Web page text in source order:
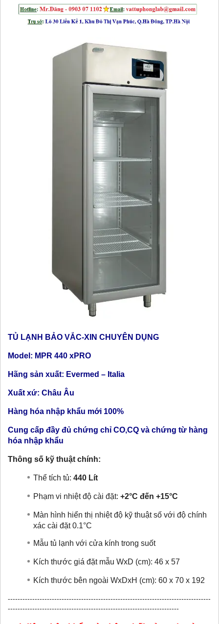
TỦ LẠNH BẢO VẮC-XIN CHUYÊN DỤNG
Model: MPR 440 xPRO
Hãng sản xuất: Evermed – Italia
Xuất xứ: Châu Âu
Hàng hóa nhập khẩu mới 100%
Cung cấp đầy đủ chứng chỉ CO,CQ và chứng từ hàng
hóa nhập khẩu
Thông số kỹ thuật chính:
Thể tích tủ: 440 Lít
Phạm vi nhiệt độ cài đặt: +2°C đến +15°C
Màn hình hiển thị nhiệt độ kỹ thuật số với độ chính
xác cài đặt 0.1°C
Mẫu tủ lạnh với cửa kính trong suốt
Kích thước giá đặt mẫu WxD (cm): 46 x 57
Kích thước bên ngoài WxDxH (cm): 60 x 70 x 192
-----------------------------------------------------------------------------------
----------------------------------------------------------------------